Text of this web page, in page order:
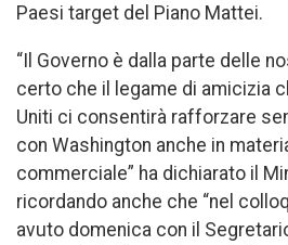
Paesi target del Piano Mattei.
“Il Governo è dalla parte delle
certo che il legame di amicizia
Uniti ci consentirà rafforzare
con Washington anche in
commerciale” ha dichiarato il
ricordando anche che “nel
avuto domenica con il